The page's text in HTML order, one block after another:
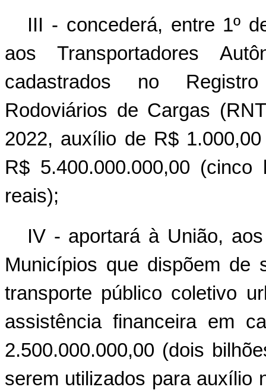
III - concederá, entre 1º
aos Transportadores
cadastrados no
Rodoviários de Cargas
2022, auxílio de R$
R$ 5.400.000.000,00
reais);
IV - aportará à União,
Municípios que dispõem de
transporte público coletivo
assistência financeira em
2.500.000.000,00 (dois
serem utilizados para